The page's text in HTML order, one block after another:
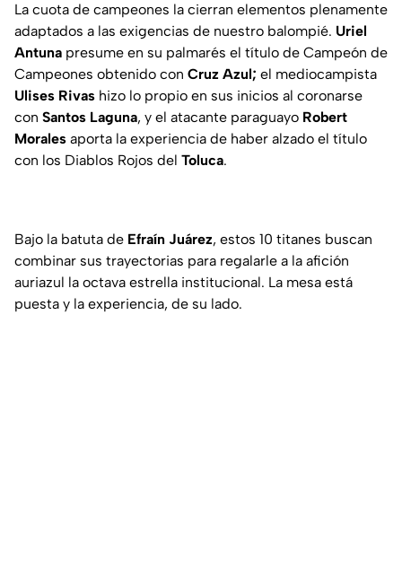
La cuota de campeones la cierran elementos plenamente
adaptados a las exigencias de nuestro balompié. Uriel
Antuna presume en su palmarés el título de Campeón de
Campeones obtenido con Cruz Azul; el mediocampista
Ulises Rivas hizo lo propio en sus inicios al coronarse
con Santos Laguna, y el atacante paraguayo Robert
Morales aporta la experiencia de haber alzado el título
con los Diablos Rojos del Toluca.
Bajo la batuta de Efraín Juárez, estos 10 titanes buscan
combinar sus trayectorias para regalarle a la afición
auriazul la octava estrella institucional. La mesa está
puesta y la experiencia, de su lado.